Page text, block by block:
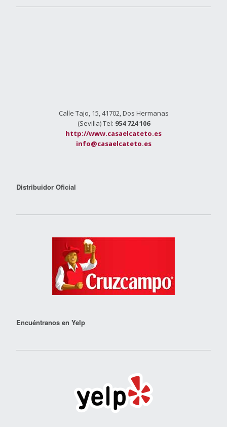
Calle Tajo, 15, 41702, Dos Hermanas
(Sevilla) Tel: 954 724 106
http://www.casaelcateto.es
info@casaelcateto.es
Distribuidor Oficial
Encuéntranos en Yelp